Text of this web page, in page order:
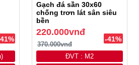
Gạch đá sần 30x60
chống trơn lát sân siêu
bền
220.000vnđ
370.000vnđ
-41%
ĐVT : M2